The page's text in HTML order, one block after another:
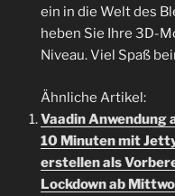
ein in die Welt des
heben Sie Ihre 3D-
Niveau. Viel Spaß
Ähnliche Artikel:
Vaadin Anwendung
10 Minuten mit
erstellen als
Lockdown ab